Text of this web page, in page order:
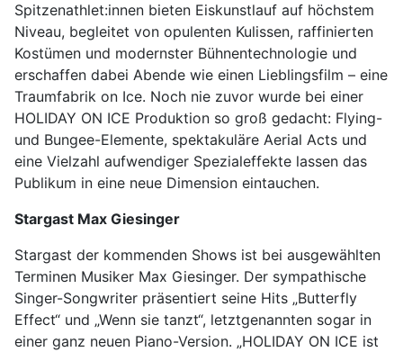
Spitzenathlet:innen bieten Eiskunstlauf auf höchstem
Niveau, begleitet von opulenten Kulissen, raffinierten
Kostümen und modernster Bühnentechnologie und
erschaffen dabei Abende wie einen Lieblingsfilm – eine
Traumfabrik on Ice. Noch nie zuvor wurde bei einer
HOLIDAY ON ICE Produktion so groß gedacht: Flying-
und Bungee-Elemente, spektakuläre Aerial Acts und
eine Vielzahl aufwendiger Spezialeffekte lassen das
Publikum in eine neue Dimension eintauchen.
Stargast Max Giesinger
Stargast der kommenden Shows ist bei ausgewählten
Terminen Musiker Max Giesinger. Der sympathische
Singer-Songwriter präsentiert seine Hits „Butterfly
Effect“ und „Wenn sie tanzt“, letztgenannten sogar in
einer ganz neuen Piano-Version. „HOLIDAY ON ICE ist